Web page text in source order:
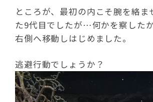
ところが、最初の内こそ腕を絡ま
た9代目でしたが…何かを察した
右側へ移動しはじめました。
逃避行動でしょうか？